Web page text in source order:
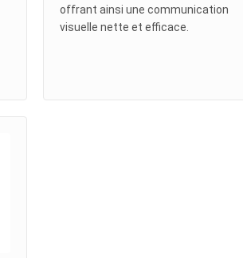
offrant ainsi une communication
visuelle nette et efficace.